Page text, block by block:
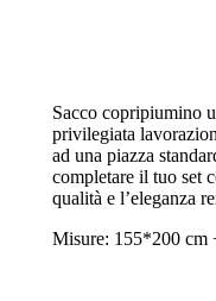
Sacco copripiumino
privilegiata
ad una piazza
completare il tuo set
qualità e l’eleganza
Misure: 155*200 cm